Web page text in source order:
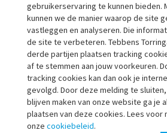
gebruikerservaring te kunnen bieden.
kunnen we de manier waarop de site
vastleggen en analyseren. Die
de site te verbeteren. Tebbens
derde partijen plaatsen tracking
af te stemmen aan jouw voorkeuren.
tracking cookies kan dan ook je
gevolgd. Door deze melding te
blijven maken van onze website ga je
plaatsen van deze cookies. Lees voor
onze cookiebeleid.